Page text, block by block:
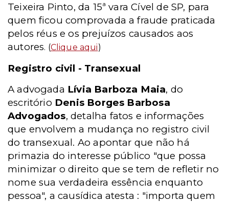
Teixeira Pinto, da 15ª vara Cível de SP, para
quem ficou comprovada a fraude praticada
pelos réus e os prejuízos causados aos
autores. (Clique aqui)
Registro civil - Transexual
A advogada Lívia Barboza Maia, do
escritório Denis Borges Barbosa
Advogados, detalha fatos e informações
que envolvem a mudança no registro civil
do transexual. Ao apontar que não há
primazia do interesse público "que possa
minimizar o direito que se tem de refletir no
nome sua verdadeira essência enquanto
pessoa", a causídica atesta : "importa quem